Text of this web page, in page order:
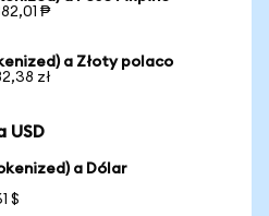
₱
a Złoty polaco
zł
USD
a Dólar
$